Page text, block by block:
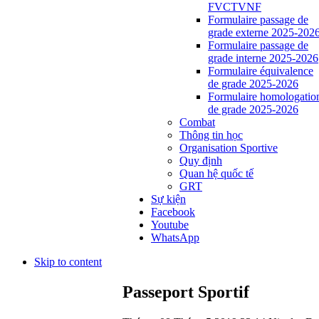
FVCTVNF
Formulaire passage de
grade externe 2025-
Formulaire passage de
grade interne 2025-2026
Formulaire équivalence
de grade 2025-2026
Formulaire
de grade 2025-2026
Combat
Thông tin học
Organisation Sportive
Quy định
Quan hệ quốc tế
GRT
Sự kiện
Facebook
Youtube
WhatsApp
Skip to content
Passeport Sportif